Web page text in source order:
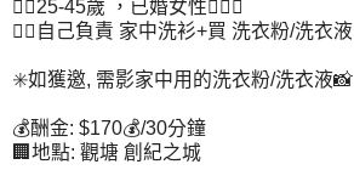
👉🏻25-45歲 ，已婚女性🙋🏻‍♀️
👉🏻自己負責 家中洗衫+買 洗衣粉/洗衣液
✳️如獲邀, 需影家中用的洗衣粉/洗衣液📸
💰酬金: $170💰/30分鐘
🏢地點: 觀塘 創紀之城